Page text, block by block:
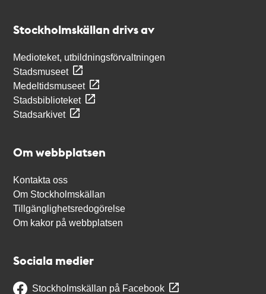
Stockholmskällan drivs av
Medioteket, utbildningsförvaltningen
Stadsmuseet
Medeltidsmuseet
Stadsbiblioteket
Stadsarkivet
Om webbplatsen
Kontakta oss
Om Stockholmskällan
Tillgänglighetsredogörelse
Om kakor på webbplatsen
Sociala medier
Stockholmskällan på Facebook